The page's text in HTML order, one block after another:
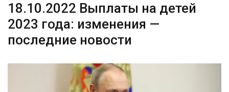
18.10.2022 Выплаты на детей
2023 года: изменения —
последние новости